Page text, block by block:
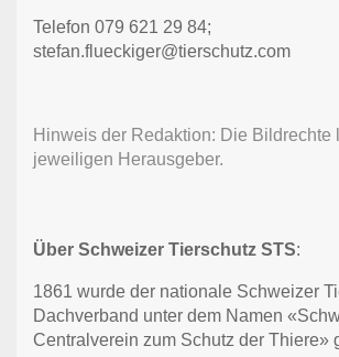
Telefon 079 621 29 84;
stefan.flueckiger@tierschutz.com
Hinweis der Redaktion: Die Bildrechte
jeweiligen Herausgeber.
Über Schweizer Tierschutz STS:
1861 wurde der nationale Schweizer
Dachverband unter dem Namen
Centralverein zum Schutz der Thiere»